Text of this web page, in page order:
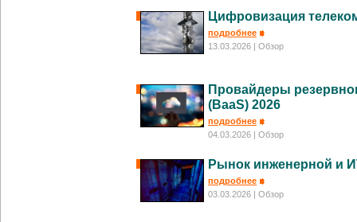
Цифровизация
подробнее
13.03.2026
| Обзор
Провайдеры
(BaaS) 2026
подробнее
04.03.2026
| Обзор
Рынок инженерной и
подробнее
03.03.2026
| Обзор